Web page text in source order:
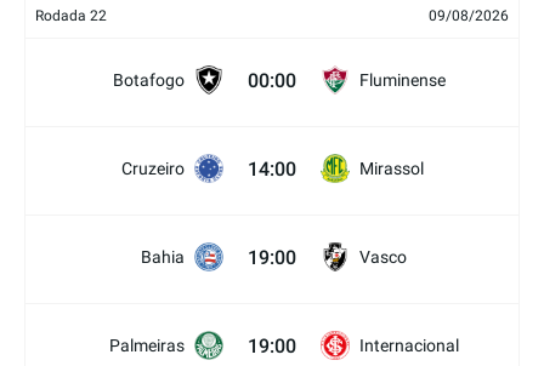
Rodada 22 09/08/2026
Botafogo 00:00 Fluminense
Cruzeiro 14:00 Mirassol
Bahia 19:00 Vasco
Palmeiras 19:00 Internacional